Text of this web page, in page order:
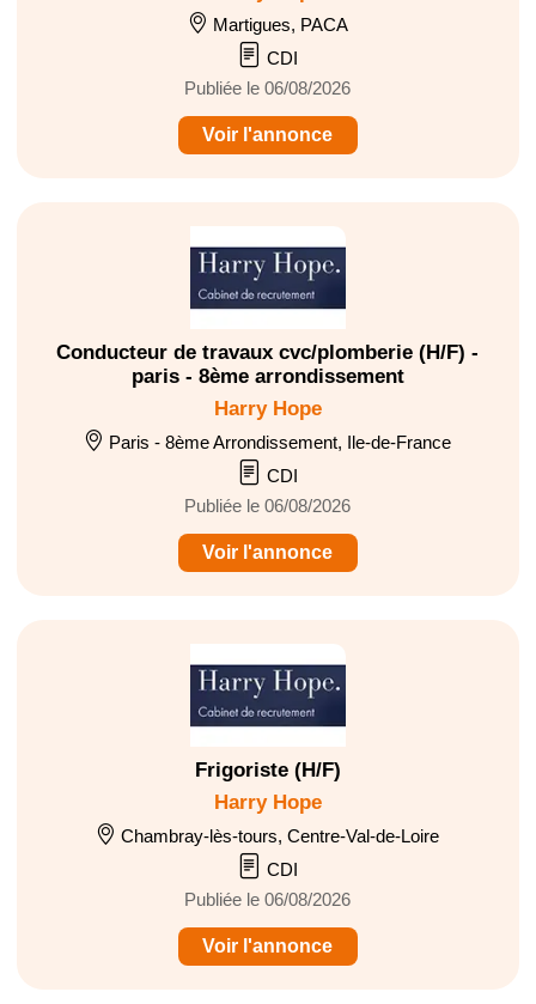
Martigues, PACA
CDI
Publiée le 06/08/2026
Voir l'annonce
Conducteur de travaux cvc/plomberie (H/F) -
paris - 8ème arrondissement
Harry Hope
Paris - 8ème Arrondissement, Ile-de-France
CDI
Publiée le 06/08/2026
Voir l'annonce
Frigoriste (H/F)
Harry Hope
Chambray-lès-tours, Centre-Val-de-Loire
CDI
Publiée le 06/08/2026
Voir l'annonce